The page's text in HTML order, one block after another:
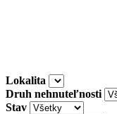
Lokalita
Druh nehnuteľnosti
Stav